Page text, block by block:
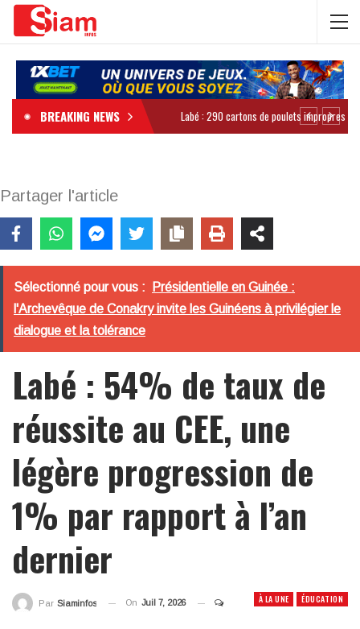
BREAKING NEWS
Partager l'article
Sélectionné pour vous :
Présidentielle en Guinée :
l'Archevêque de Conakry invite les Guinéens à privilégier le
dialogue et la tolérance
Labé : 54% de taux de
réussite au CEE, une
légère progression de
1% par rapport à l’an
dernier
À LA UNE ÉDUCATION
Par Siaminfos On Juil 7, 2026